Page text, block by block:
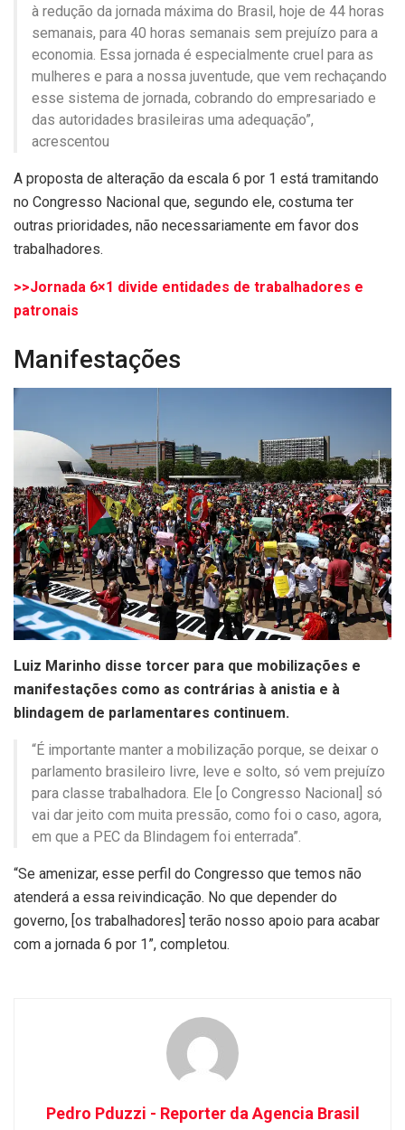
à redução da jornada máxima do Brasil, hoje de 44 horas
semanais, para 40 horas semanais sem prejuízo para a
economia. Essa jornada é especialmente cruel para as
mulheres e para a nossa juventude, que vem rechaçando
esse sistema de jornada, cobrando do empresariado e
das autoridades brasileiras uma adequação”,
acrescentou
A proposta de alteração da escala 6 por 1 está tramitando
no Congresso Nacional que, segundo ele, costuma ter
outras prioridades, não necessariamente em favor dos
trabalhadores.
>>Jornada 6×1 divide entidades de trabalhadores e
patronais
Manifestações
Luiz Marinho disse torcer para que mobilizações e
manifestações como as contrárias à anistia e à
blindagem de parlamentares continuem.
“É importante manter a mobilização porque, se deixar o
parlamento brasileiro livre, leve e solto, só vem prejuízo
para classe trabalhadora. Ele [o Congresso Nacional] só
vai dar jeito com muita pressão, como foi o caso, agora,
em que a PEC da Blindagem foi enterrada”.
“Se amenizar, esse perfil do Congresso que temos não
atenderá a essa reivindicação. No que depender do
governo, [os trabalhadores] terão nosso apoio para acabar
com a jornada 6 por 1”, completou.
Pedro Pduzzi - Reporter da Agencia Brasil